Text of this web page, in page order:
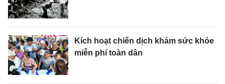
Kích hoạt chiến dịch khám sức khỏe
miễn phí toàn dân